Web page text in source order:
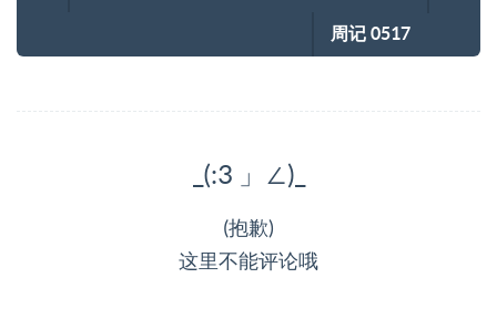
周记 0517
_(:3 」∠)_
(抱歉)
这里不能评论哦